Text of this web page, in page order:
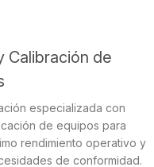
Calibración de
especializada con
de equipos para
rendimiento operativo y
de conformidad.